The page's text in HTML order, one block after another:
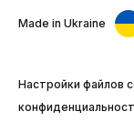
Made in Ukraine
Настройки файлов